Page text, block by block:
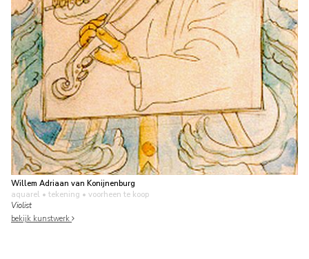
Willem Adriaan van Konijnenburg
aquarel • tekening • voorheen te koop
Violist
bekijk kunstwerk